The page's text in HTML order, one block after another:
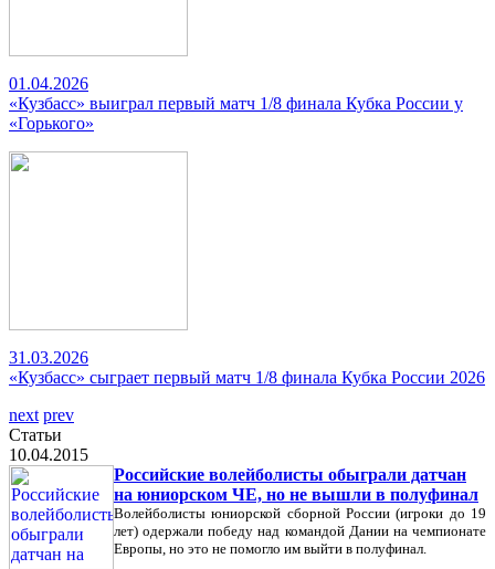
01.04.2026
«Кузбасс» выиграл первый матч 1/8 финала Кубка России у
«Горького»
31.03.2026
«Кузбасс» сыграет первый матч 1/8 финала Кубка России 2026
next prev
Статьи
10.04.2015
Российские волейболисты обыграли датчан
на юниорском ЧЕ, но не вышли в полуфинал
Волейболисты юниорской сборной России (игроки до 19
лет) одержали победу над командой Дании на чемпионате
Европы, но это не помогло им выйти в полуфинал.